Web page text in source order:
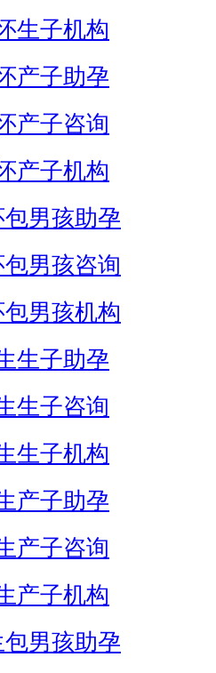
生子机构
产子助孕
产子咨询
产子机构
男孩助孕
男孩咨询
男孩机构
生子助孕
生子咨询
生子机构
产子助孕
产子咨询
产子机构
男孩助孕